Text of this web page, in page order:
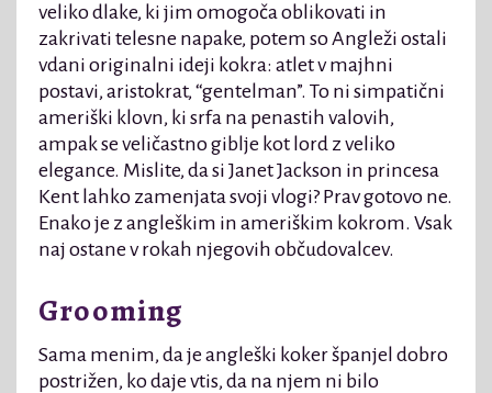
veliko dlake, ki jim omogoča oblikovati in
zakrivati telesne napake, potem so Angleži ostali
vdani originalni ideji kokra: atlet v majhni
postavi, aristokrat, “gentelman”. To ni simpatični
ameriški klovn, ki srfa na penastih valovih,
ampak se veličastno giblje kot lord z veliko
elegance. Mislite, da si Janet Jackson in princesa
Kent lahko zamenjata svoji vlogi? Prav gotovo ne.
Enako je z angleškim in ameriškim kokrom. Vsak
naj ostane v rokah njegovih občudovalcev.
Grooming
Sama menim, da je angleški koker španjel dobro
postrižen, ko daje vtis, da na njem ni bilo